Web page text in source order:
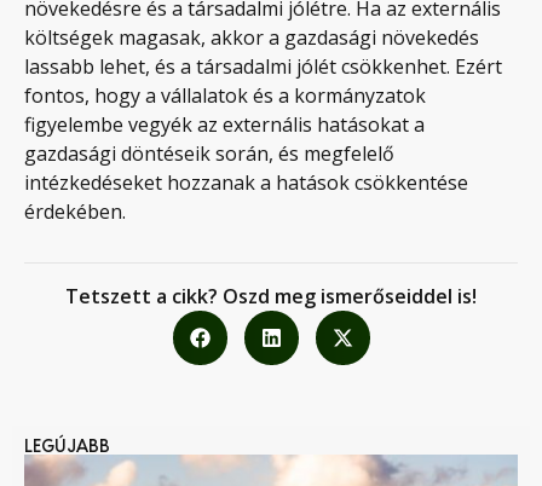
növekedésre és a társadalmi jólétre. Ha az externális
költségek magasak, akkor a gazdasági növekedés
lassabb lehet, és a társadalmi jólét csökkenhet. Ezért
fontos, hogy a vállalatok és a kormányzatok
figyelembe vegyék az externális hatásokat a
gazdasági döntéseik során, és megfelelő
intézkedéseket hozzanak a hatások csökkentése
érdekében.
Tetszett a cikk? Oszd meg ismerőseiddel is!
LEGÚJABB